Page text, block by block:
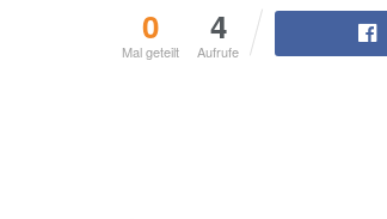
0
Mal geteilt
4
Aufrufe